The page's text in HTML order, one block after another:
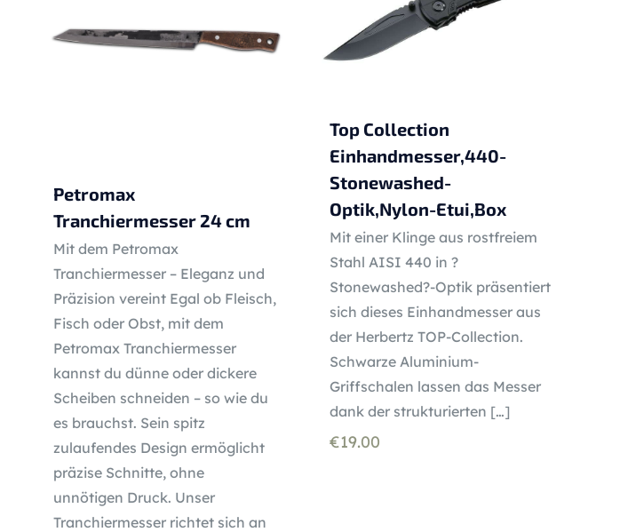
Petromax
Tranchiermesser 24 cm
Mit dem Petromax
Tranchiermesser – Eleganz und
Präzision vereint Egal ob Fleisch,
Fisch oder Obst, mit dem
Petromax Tranchiermesser
kannst du dünne oder dickere
Scheiben schneiden – so wie du
es brauchst. Sein spitz
zulaufendes Design ermöglicht
präzise Schnitte, ohne
unnötigen Druck. Unser
Tranchiermesser richtet sich an
Top Collection
Einhandmesser,440-
Stonewashed-
Optik,Nylon-Etui,Box
Mit einer Klinge aus rostfreiem
Stahl AISI 440 in ?
Stonewashed?-Optik präsentiert
sich dieses Einhandmesser aus
der Herbertz TOP-Collection.
Schwarze Aluminium-
Griffschalen lassen das Messer
dank der strukturierten […]
€19.00